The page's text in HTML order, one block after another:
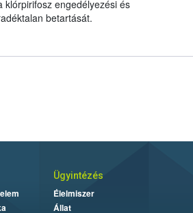
engedélyezési és
betartását.
Ügyintézés
Élelmiszer
Állat